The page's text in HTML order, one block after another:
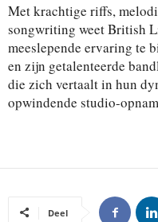
Met krachtige riffs,
songwriting weet British
meeslepende ervaring te
en zijn getalenteerde
die zich vertaalt in hun
opwindende studio-
Deel